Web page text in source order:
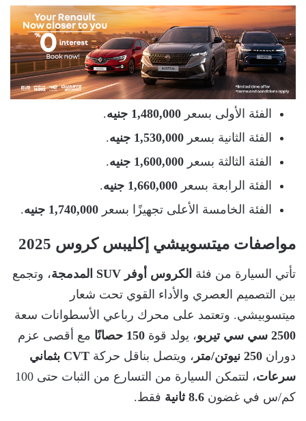
الفئة الأولى بسعر 1,480,000 جنيه
.
الفئة الثانية بسعر 1,530,000 جنيه
.
الفئة الثالثة بسعر 1,600,000 جنيه
.
الفئة الرابعة بسعر 1,660,000 جنيه
.
الفئة الخامسة الأعلى تجهيزًا بسعر 1,740,000 جنيه .
مواصفات ميتسوبيشي إكليبس كروس 2025
تأتي السيارة من فئة الكروس أوفر SUV المدمجة
، وتجمع
بين التصميم العصري والأداء القوي تحت شعار
ميتسوبيشي. وتعتمد على محرك رباعي الأسطوانات سعة
2500 سي سي تيربو
، يولد قوة 150 حصانًا
مع أقصى عزم
دوران 250 نيوتن/متر ، ويتصل بناقل حركة
CVT بثماني
سرعات
، لتتمكن السيارة من التسارع من الثبات حتى 100
كم/س في غضون 8.6 ثانية فقط.